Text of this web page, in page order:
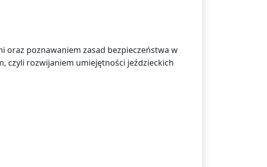
oraz poznawaniem zasad bezpieczeństwa w
czyli rozwijaniem umiejętności jeździeckich